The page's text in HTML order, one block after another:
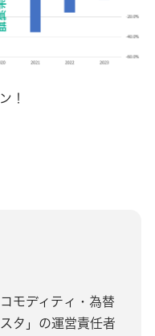
！
モディティ・為替
タ」の運営責任者